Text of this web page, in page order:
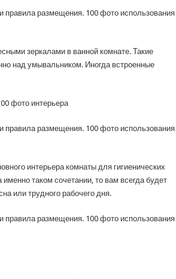
зеркалами в ванной комнате. Такие
над умывальником. Иногда встроенные
фото интерьера
интерьера комнаты для гигиенических
таком сочетании, то вам всегда будет
или трудного рабочего дня.